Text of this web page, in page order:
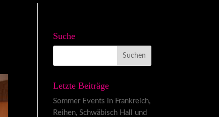
Suche
Letzte Beiträge
Sommer Events in Frankreich,
Reihen, Schwäbisch Hall und